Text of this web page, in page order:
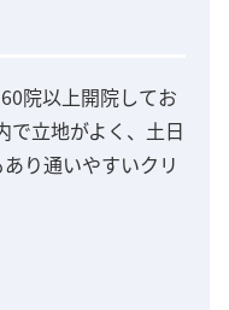
院以上開院してお
で立地がよく、土日
り通いやすいクリ